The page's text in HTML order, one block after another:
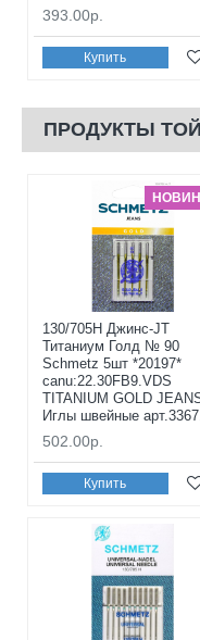
393.00р.
Купить
ПРОДУКТЫ
130/705H Джинс-JT
Титаниум Голд № 90
Schmetz 5шт *20197*
canu:22.30FB9.VDS
TITANIUM GOLD
Иглы швейные
502.00р.
Купить